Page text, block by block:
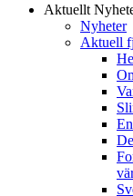
Aktuellt
Nyheter
Aktuell